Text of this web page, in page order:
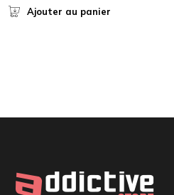
Ajouter au panier